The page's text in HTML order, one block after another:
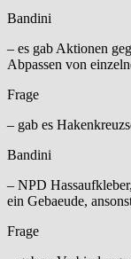
Bandini
– es gab Aktionen
Abpassen von
Frage
– gab es
Bandini
– NPD
ein Gebaeude,
Frage